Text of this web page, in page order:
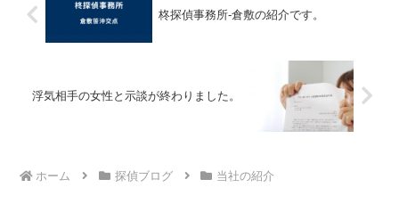
柊探偵事務所-倉敷の紹介です。
浮気相手の女性と示談が終わりました。
ホーム 探偵ブログ 当社の紹介